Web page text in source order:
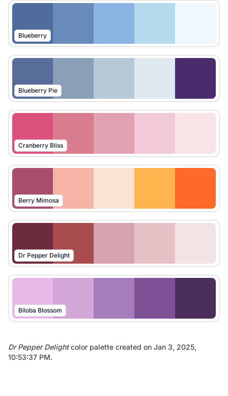
Blueberry
Blueberry Pie
Cranberry Bliss
Berry Mimosa
Dr Pepper Delight
Biloba Blossom
Dr Pepper Delightcolor palette created on Jan 3, 2025,
10:53:37 PM.